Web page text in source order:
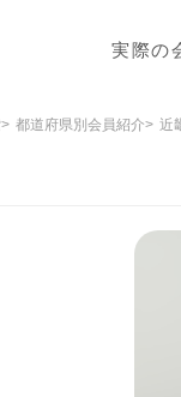
実際の
都道府県別会員紹介 近